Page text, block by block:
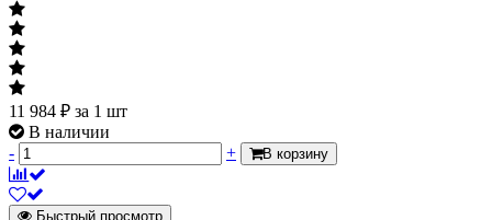
11 984 ₽ за 1 шт
В наличии
-
+ В корзину
Быстрый просмотр